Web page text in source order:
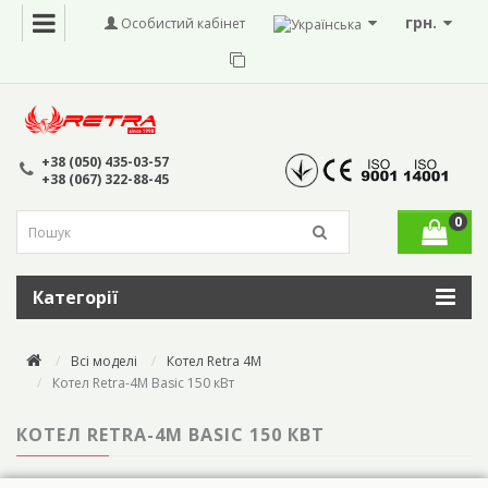
грн.
Особистий кабінет
+38 (050) 435-03-57
+38 (067) 322-88-45
0
Категорії
Всі моделі
Котел Retra 4M
Котел Retra-4М Basic 150 кВт
КОТЕЛ RETRA-4М BASIC 150 КВТ